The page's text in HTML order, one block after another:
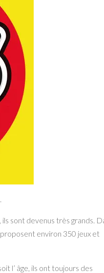
sont devenus très grands.
environ 350 jeux et
l’ âge, ils ont toujours des